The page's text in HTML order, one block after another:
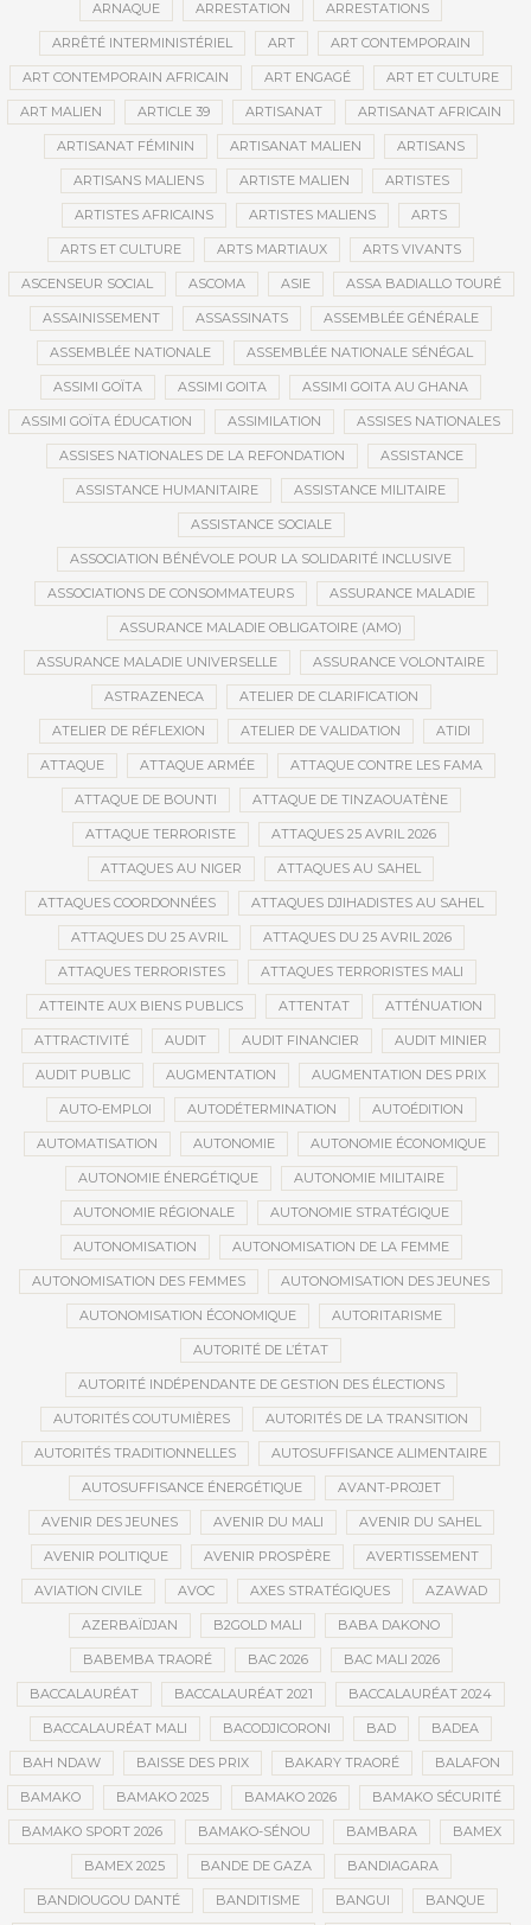
ARNAQUE ARRESTATION ARRESTATIONS
ARRÊTÉ INTERMINISTÉRIEL ART ART CONTEMPORAIN
ART CONTEMPORAIN AFRICAIN ART ENGAGÉ ART ET CULTURE
ART MALIEN ARTICLE 39 ARTISANAT ARTISANAT AFRICAIN
ARTISANAT FÉMININ ARTISANAT MALIEN ARTISANS
ARTISANS MALIENS ARTISTE MALIEN ARTISTES
ARTISTES AFRICAINS ARTISTES MALIENS ARTS
ARTS ET CULTURE ARTS MARTIAUX ARTS VIVANTS
ASCENSEUR SOCIAL ASCOMA ASIE ASSA BADIALLO TOURÉ
ASSAINISSEMENT ASSASSINATS ASSEMBLÉE GÉNÉRALE
ASSEMBLÉE NATIONALE ASSEMBLÉE NATIONALE SÉNÉGAL
ASSIMI GOÏTA ASSIMI GOITA ASSIMI GOITA AU GHANA
ASSIMI GOÏTA ÉDUCATION ASSIMILATION ASSISES NATIONALES
ASSISES NATIONALES DE LA REFONDATION ASSISTANCE
ASSISTANCE HUMANITAIRE ASSISTANCE MILITAIRE
ASSISTANCE SOCIALE
ASSOCIATION BÉNÉVOLE POUR LA SOLIDARITÉ INCLUSIVE
ASSOCIATIONS DE CONSOMMATEURS ASSURANCE MALADIE
ASSURANCE MALADIE OBLIGATOIRE (AMO)
ASSURANCE MALADIE UNIVERSELLE ASSURANCE VOLONTAIRE
ASTRAZENECA ATELIER DE CLARIFICATION
ATELIER DE RÉFLEXION ATELIER DE VALIDATION ATIDI
ATTAQUE ATTAQUE ARMÉE ATTAQUE CONTRE LES FAMA
ATTAQUE DE BOUNTI ATTAQUE DE TINZAOUATÈNE
ATTAQUE TERRORISTE ATTAQUES 25 AVRIL 2026
ATTAQUES AU NIGER ATTAQUES AU SAHEL
ATTAQUES COORDONNÉES ATTAQUES DJIHADISTES AU SAHEL
ATTAQUES DU 25 AVRIL ATTAQUES DU 25 AVRIL 2026
ATTAQUES TERRORISTES ATTAQUES TERRORISTES MALI
ATTEINTE AUX BIENS PUBLICS ATTENTAT ATTÉNUATION
ATTRACTIVITÉ AUDIT AUDIT FINANCIER AUDIT MINIER
AUDIT PUBLIC AUGMENTATION AUGMENTATION DES PRIX
AUTO-EMPLOI AUTODÉTERMINATION AUTOÉDITION
AUTOMATISATION AUTONOMIE AUTONOMIE ÉCONOMIQUE
AUTONOMIE ÉNERGÉTIQUE AUTONOMIE MILITAIRE
AUTONOMIE RÉGIONALE AUTONOMIE STRATÉGIQUE
AUTONOMISATION AUTONOMISATION DE LA FEMME
AUTONOMISATION DES FEMMES AUTONOMISATION DES JEUNES
AUTONOMISATION ÉCONOMIQUE AUTORITARISME
AUTORITÉ DE L’ÉTAT
AUTORITÉ INDÉPENDANTE DE GESTION DES ÉLECTIONS
AUTORITÉS COUTUMIÈRES AUTORITÉS DE LA TRANSITION
AUTORITÉS TRADITIONNELLES AUTOSUFFISANCE ALIMENTAIRE
AUTOSUFFISANCE ÉNERGÉTIQUE AVANT-PROJET
AVENIR DES JEUNES AVENIR DU MALI AVENIR DU SAHEL
AVENIR POLITIQUE AVENIR PROSPÈRE AVERTISSEMENT
AVIATION CIVILE AVOC AXES STRATÉGIQUES AZAWAD
AZERBAÏDJAN B2GOLD MALI BABA DAKONO
BABEMBA TRAORÉ BAC 2026 BAC MALI 2026
BACCALAURÉAT BACCALAURÉAT 2021 BACCALAURÉAT 2024
BACCALAURÉAT MALI BACODJICORONI BAD BADEA
BAH NDAW BAISSE DES PRIX BAKARY TRAORÉ BALAFON
BAMAKO BAMAKO 2025 BAMAKO 2026 BAMAKO SÉCURITÉ
BAMAKO SPORT 2026 BAMAKO-SÉNOU BAMBARA BAMEX
BAMEX 2025 BANDE DE GAZA BANDIAGARA
BANDIOUGOU DANTÉ BANDITISME BANGUI BANQUE